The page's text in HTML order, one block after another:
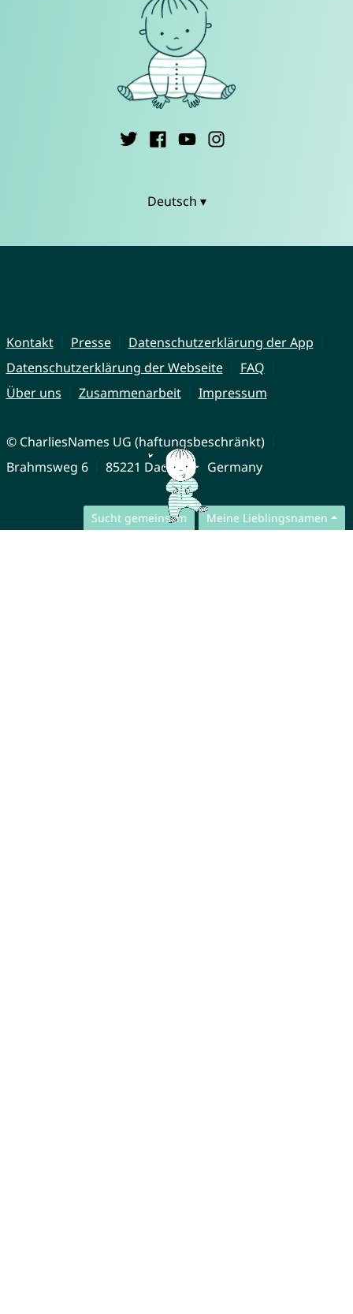
Sucht gemeinsam Meine Lieblingsnamen
Deutsch ▾
Kontakt Presse
Datenschutzerklärung der App
Datenschutzerklärung der Webseite
FAQ
Über uns
Zusammenarbeit Impressum
© CharliesNames UG (haftungsbeschränkt)
Brahmsweg 6
85221 Dachau Germany